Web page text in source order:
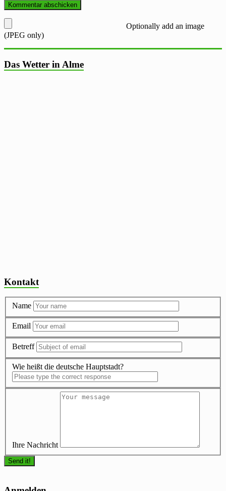
Optionally add an image
(JPEG only)
Das Wetter in Alme
Kontakt
Name
Email
Betreff
Wie heißt die deutsche Hauptstadt?
Ihre Nachricht